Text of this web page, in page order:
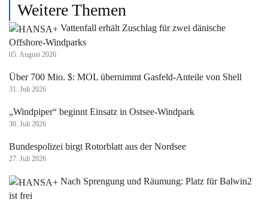
Weitere Themen
Vattenfall erhält Zuschlag für zwei dänische
Offshore-Windparks
05. August 2026
Über 700 Mio. $: MOL übernimmt Gasfeld-Anteile von Shell
31. Juli 2026
„Windpiper“ beginnt Einsatz in Ostsee-Windpark
30. Juli 2026
Bundespolizei birgt Rotorblatt aus der Nordsee
27. Juli 2026
Nach Sprengung und Räumung: Platz für Balwin2
ist frei